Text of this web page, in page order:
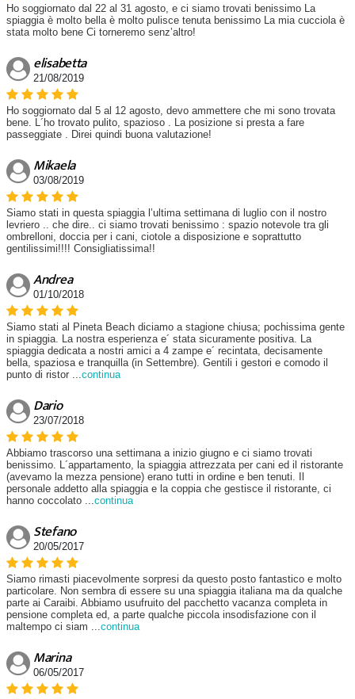
Ho soggiornato dal 22 al 31 agosto, e ci siamo trovati benissimo La
spiaggia è molto bella è molto pulisce tenuta benissimo La mia cucciola è
stata molto bene Ci torneremo senz’altro!
elisabetta
21/08/2019
Ho soggiornato dal 5 al 12 agosto, devo ammettere che mi sono trovata
bene. L´ho trovato pulito, spazioso . La posizione si presta a fare
passeggiate . Direi quindi buona valutazione!
Mikaela
03/08/2019
Siamo stati in questa spiaggia l’ultima settimana di luglio con il nostro
levriero .. che dire.. ci siamo trovati benissimo : spazio notevole tra gli
ombrelloni, doccia per i cani, ciotole a disposizione e soprattutto
gentilissimi!!!! Consigliatissima!!
Andrea
01/10/2018
Siamo stati al Pineta Beach diciamo a stagione chiusa; pochissima gente
in spiaggia. La nostra esperienza e´ stata sicuramente positiva. La
spiaggia dedicata a nostri amici a 4 zampe e´ recintata, decisamente
bella, spaziosa e tranquilla (in Settembre). Gentili i gestori e comodo il
punto di ristor ...continua
Dario
23/07/2018
Abbiamo trascorso una settimana a inizio giugno e ci siamo trovati
benissimo. L´appartamento, la spiaggia attrezzata per cani ed il ristorante
(avevamo la mezza pensione) erano tutti in ordine e ben tenuti. Il
personale addetto alla spiaggia e la coppia che gestisce il ristorante, ci
hanno coccolato ...continua
Stefano
20/05/2017
Siamo rimasti piacevolmente sorpresi da questo posto fantastico e molto
particolare. Non sembra di essere su una spiaggia italiana ma da qualche
parte ai Caraibi. Abbiamo usufruito del pacchetto vacanza completa in
pensione completa ed, a parte qualche piccola insodisfazione con il
maltempo ci siam ...continua
Marina
06/05/2017